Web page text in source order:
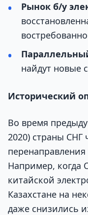
Рынок б/у
найдут новые
Исторический
Во время
2020) страны СНГ
Например, когда
китайской
Казахстане на
даже снизились